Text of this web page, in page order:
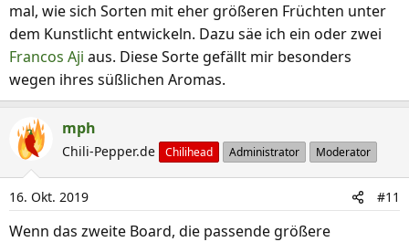
mal, wie sich Sorten mit eher größeren Früchten unter
dem Kunstlicht entwickeln. Dazu säe ich ein oder zwei
Francos Aji aus. Diese Sorte gefällt mir besonders
wegen ihres süßlichen Aromas.
mph
Chili-Pepper.de Chilihead Administrator Moderator
16. Okt. 2019 #11
Wenn das zweite Board, die passende größere